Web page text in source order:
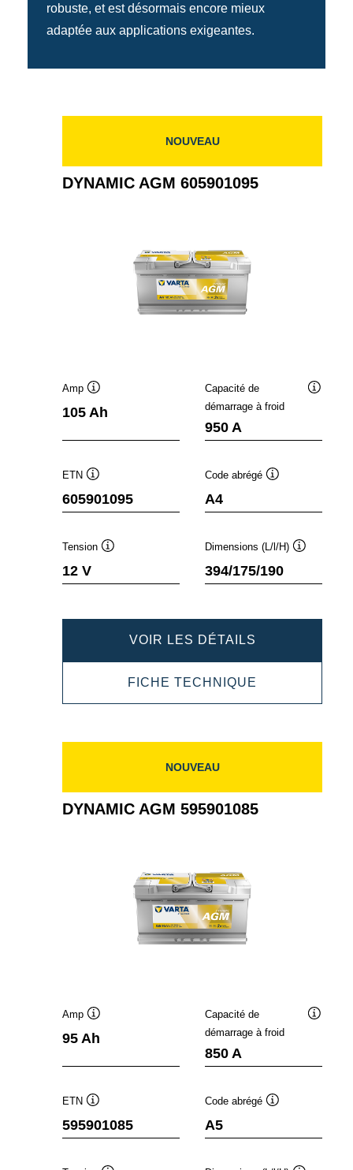
robuste, et est désormais encore mieux
adaptée aux applications exigeantes.
NOUVEAU
DYNAMIC AGM 605901095
Amp
105 Ah
Capacité de
démarrage à froid
950 A
ETN
605901095
Code abrégé
A4
Tension
12 V
Dimensions (L/l/H)
394/175/190
VOIR LES DÉTAILS
AGM
605901095
FICHE TECHNIQUE
AGM
NOUVEAU
DYNAMIC AGM 595901085
Amp
95 Ah
Capacité de
démarrage à froid
850 A
ETN
595901085
Code abrégé
A5